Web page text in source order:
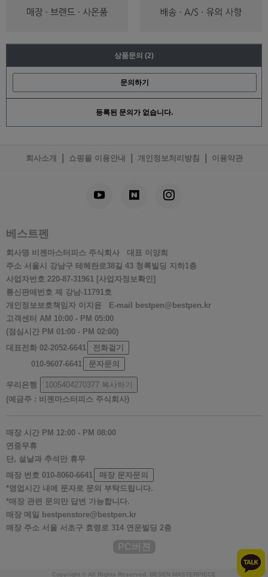
상품문의 (2)
문의하기
등록된 문의가 없습니다.
회사소개 쇼핑몰 이용안내 개인정보처리방침 이용약관
베스트펜
회사명 비젠마스터피스 주식회사 대표 이양희
주소 서울시 강남구 테헤란로38길 43 청록빌딩 지하1층
사업자번호 220-87-31961 [사업자정보확인]
통신판매번호 제 강남-11791호
개인정보보호책임자 이지윤 E-mail
bestpen@bestpen.kr
고객센터 AM 10:00 - PM 05:00
(점심시간 PM 01:00 - PM 02:00)
대표전화 02-2052-6641
전화걸기
010-9607-6641
문자문의
우리은행 1005404270377 복사하기
(예금주 : 비젠마스터피스 주식회사)
매장 시간 PM 12:00 - PM 08:00
연중무휴
단, 설날과 추석만 휴무
매장 번호 010-8060-6641
매장 문자문의
*영업시간 내에 문자로 문의 부탁드립니다.
*매장 관련 문의만 답변 가능합니다.
매장 메일
bestpenstore@bestpen.kr
매장 주소 서울 서초구 효령로 314 연운빌딩 2층
Copyright © All Rights Reserved. BESEN MASTERPIECE